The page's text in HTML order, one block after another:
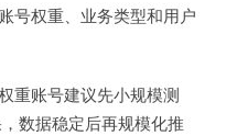
号权重、业务类型和用户
重账号建议先小规模测
数据稳定后再规模化推